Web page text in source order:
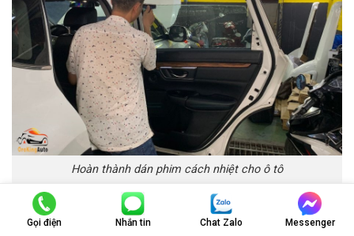
Hoàn thành dán phim cách nhiệt cho ô tô
Phim cách nhiệt Hyundai Creta 2024 chính hãng
Gọi điện Nhắn tin Chat Zalo Messenger